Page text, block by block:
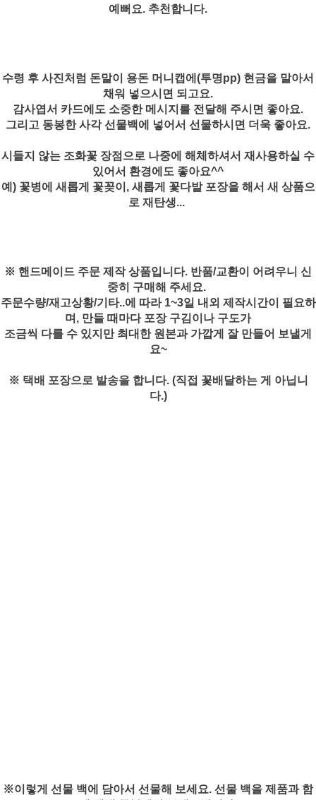
예뻐요. 추천합니다.
수령 후 사진처럼 돈말이 용돈 머니캡에(투명pp) 현금을 말아서
채워 넣으시면 되고요.
감사엽서 카드에도 소중한 메시지를 전달해 주시면 좋아요.
그리고 동봉한 사각 선물백에 넣어서 선물하시면 더욱 좋아요.
시들지 않는 조화꽃 장점으로 나중에 해체하셔서 재사용하실 수
있어서 환경에도 좋아요^^
예) 꽃병에 새롭게 꽃꽂이, 새롭게 꽃다발 포장을 해서 새 상품으
로 재탄생...
※ 핸드메이드 주문 제작 상품입니다. 반품/교환이 어려우니 신
중히 구매해 주세요.
주문수량/재고상황/기타..에 따라 1~3일 내외 제작시간이 필요하
며, 만들 때마다 포장 구김이나 구도가
조금씩 다를 수 있지만 최대한 원본과 가깝게 잘 만들어 보낼게
요~
※ 택배 포장으로 발송을 합니다. (직접 꽃배달하는 게 아닙니
다.)
※이렇게 선물 백에 담아서 선물해 보세요. 선물 백을 제품과 함